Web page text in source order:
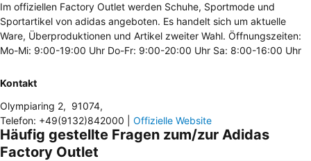
Im offiziellen Factory Outlet werden Schuhe, Sportmode und
Sportartikel von adidas angeboten. Es handelt sich um aktuelle
Ware, Überproduktionen und Artikel zweiter Wahl. Öffnungszeiten:
Mo-Mi: 9:00-19:00 Uhr Do-Fr: 9:00-20:00 Uhr Sa: 8:00-16:00 Uhr
Kontakt
Olympiaring 2, 91074,
Telefon: +49(9132)842000 Offizielle Website
Häufig gestellte Fragen zum/zur Adidas
Factory Outlet